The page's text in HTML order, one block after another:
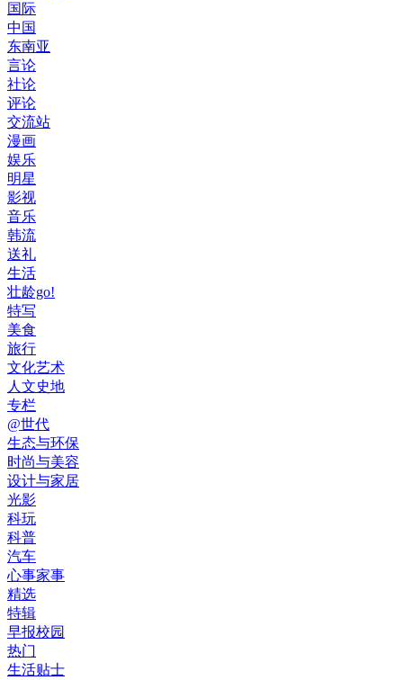
国际
中国
东南亚
言论
社论
评论
交流站
漫画
娱乐
明星
影视
音乐
韩流
送礼
生活
壮龄go!
特写
美食
旅行
文化艺术
人文史地
专栏
@世代
生态与环保
时尚与美容
设计与家居
光影
科玩
科普
汽车
心事家事
精选
特辑
早报校园
热门
生活贴士